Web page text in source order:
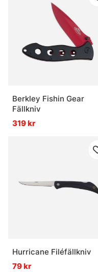
Berkley Fishin Gear
Fällkniv
319 kr
Hurricane Filéfällkniv
79 kr